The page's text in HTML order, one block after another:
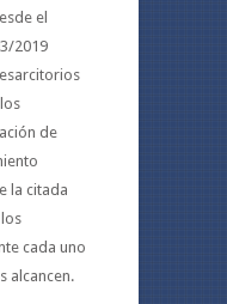
el
2019
de
la citada
cada uno
alcancen.